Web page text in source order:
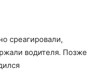
среагировали,
водителя. Позже